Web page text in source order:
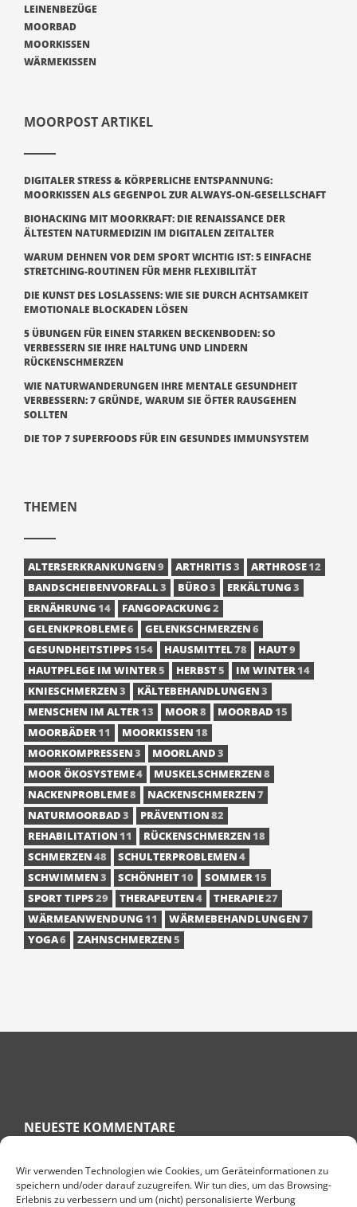
Wir verwenden Technologien wie Cookies, um Geräteinformationen zu
speichern und/oder darauf zuzugreifen. Wir tun dies, um das Browsing-
Erlebnis zu verbessern und um (nicht) personalisierte Werbung
LEINENBEZÜGE
MOORBAD
MOORKISSEN
WÄRMEKISSEN
MOORPOST ARTIKEL
DIGITALER STRESS & KÖRPERLICHE ENTSPANNUNG:
MOORKISSEN ALS GEGENPOL ZUR ALWAYS-ON-GESELLSCHAFT
BIOHACKING MIT MOORKRAFT: DIE RENAISSANCE DER
ÄLTESTEN NATURMEDIZIN IM DIGITALEN ZEITALTER
WARUM DEHNEN VOR DEM SPORT WICHTIG IST: 5 EINFACHE
STRETCHING-ROUTINEN FÜR MEHR FLEXIBILITÄT
DIE KUNST DES LOSLASSENS: WIE SIE DURCH ACHTSAMKEIT
EMOTIONALE BLOCKADEN LÖSEN
5 ÜBUNGEN FÜR EINEN STARKEN BECKENBODEN: SO
VERBESSERN SIE IHRE HALTUNG UND LINDERN
RÜCKENSCHMERZEN
WIE NATURWANDERUNGEN IHRE MENTALE GESUNDHEIT
VERBESSERN: 7 GRÜNDE, WARUM SIE ÖFTER RAUSGEHEN
SOLLTEN
DIE TOP 7 SUPERFOODS FÜR EIN GESUNDES IMMUNSYSTEM
THEMEN
ALTERSERKRANKUNGEN9 ARTHRITIS3 ARTHROSE12
BANDSCHEIBENVORFALL3 BÜRO3 ERKÄLTUNG3
ERNÄHRUNG14 FANGOPACKUNG2
GELENKPROBLEME6 GELENKSCHMERZEN6
GESUNDHEITSTIPPS154 HAUSMITTEL78 HAUT9
HAUTPFLEGE IM WINTER5 HERBST5 IM WINTER14
KNIESCHMERZEN3 KÄLTEBEHANDLUNGEN3
MENSCHEN IM ALTER13 MOOR8 MOORBAD15
MOORBÄDER11 MOORKISSEN18
MOORKOMPRESSEN3 MOORLAND3
MOOR ÖKOSYSTEME4 MUSKELSCHMERZEN8
NACKENPROBLEME8 NACKENSCHMERZEN7
NATURMOORBAD3 PRÄVENTION82
REHABILITATION11 RÜCKENSCHMERZEN18
SCHMERZEN48 SCHULTERPROBLEMEN4
SCHWIMMEN3 SCHÖNHEIT10 SOMMER15
SPORT TIPPS29 THERAPEUTEN4 THERAPIE27
WÄRMEANWENDUNG11 WÄRMEBEHANDLUNGEN7
YOGA6 ZAHNSCHMERZEN5
NEUESTE KOMMENTARE
RITAZUKNÖCHELSCHWELLUNG HAUSMITTEL – GESCHWOLLENE
KNÖCHEL BEKÄMPFEN